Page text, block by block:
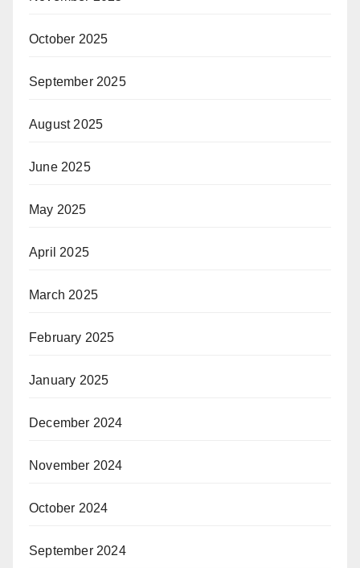
October 2025
September 2025
August 2025
June 2025
May 2025
April 2025
March 2025
February 2025
January 2025
December 2024
November 2024
October 2024
September 2024